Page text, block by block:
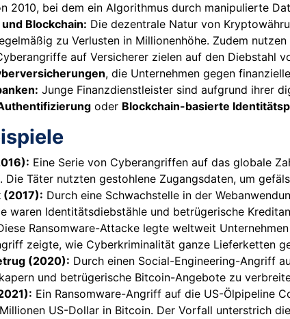
2010, bei dem ein Algorithmus durch manipulierte
Blockchain: Die dezentrale Natur von
zu Verlusten in Millionenhöhe. Zudem nutzen
auf Versicherer zielen auf den Diebstahl
, die Unternehmen gegen
Junge Finanzdienstleister sind aufgrund ihrer
oder Blockchain-basierte
Eine Serie von Cyberangriffen auf das globale
. Die Täter nutzten gestohlene Zugangsdaten, um
(2017): Durch eine Schwachstelle in der
waren Identitätsdiebstähle und betrügerische
Ransomware-Attacke legte weltweit
zeigte, wie Cyberkriminalität ganze Lieferketten
(2020): Durch einen Social-Engineering-Angriff
und betrügerische Bitcoin-Angebote zu
Ein Ransomware-Angriff auf die US-Ölpipeline
US-Dollar in Bitcoin. Der Vorfall unterstrich